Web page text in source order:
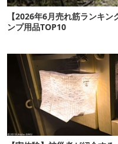
【2026年6月売れ筋ランキ
ンプ用品TOP10